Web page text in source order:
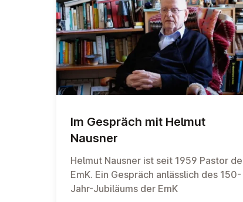
Im Gespräch mit Helmut
Nausner
Helmut Nausner ist seit 1959 Pastor
EmK. Ein Gespräch anlässlich des 150-
Jahr-Jubiläums der EmK